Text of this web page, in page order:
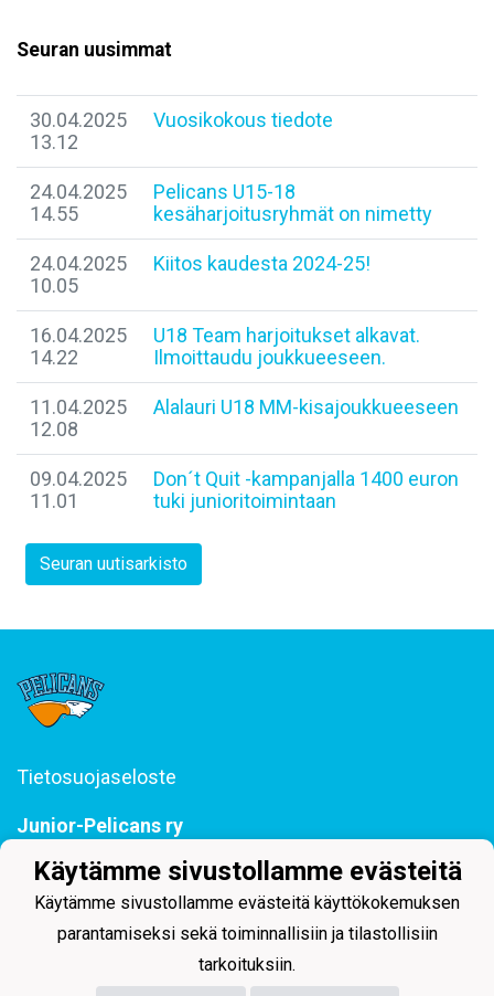
Seuran uusimmat
30.04.2025
13.12
Vuosikokous tiedote
24.04.2025
14.55
Pelicans U15-18
kesäharjoitusryhmät on nimetty
24.04.2025
10.05
​Kiitos kaudesta 2024-25!
16.04.2025
14.22
U18 Team harjoitukset alkavat.
Ilmoittaudu joukkueeseen.
11.04.2025
12.08
Alalauri U18 MM-kisajoukkueeseen
09.04.2025
11.01
​Don´t Quit -kampanjalla 1400 euron
tuki junioritoimintaan
Seuran uutisarkisto
Tietosuojaseloste
Junior-Pelicans ry
Svinhufvudinkatu 29, 15110 Lahti
044 255 1975 toimisto@juniorpelicans.fi
Toimisto avoinna ma-pe klo 9-15
Käytämme sivustollamme evästeitä
Käytämme sivustollamme evästeitä käyttökokemuksen
parantamiseksi sekä toiminnallisiin ja tilastollisiin
tarkoituksiin.